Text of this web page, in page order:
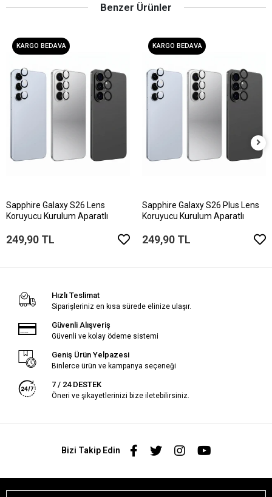
Benzer Ürünler
KARGO BEDAVA
Sapphire Galaxy S26 Lens
Koruyucu Kurulum Aparatlı
249,90 TL
KARGO BEDAVA
Sapphire Galaxy S26 Plus Lens
Koruyucu Kurulum Aparatlı
249,90 TL
Hızlı Teslimat
Siparişleriniz en kısa sürede elinize ulaşır.
Güvenli Alışveriş
Güvenli ve kolay ödeme sistemi
Geniş Ürün Yelpazesi
Binlerce ürün ve kampanya seçeneği
7 / 24 DESTEK
Öneri ve şikayetlerinizi bize iletebilirsiniz.
Bizi Takip Edin